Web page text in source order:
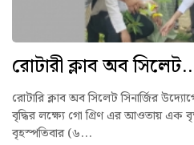
রোটারী ক্লাব অব
রোটারি ক্লাব অব সিলেট সিনার্জির
বৃদ্ধির লক্ষ্যে গো গ্রিণ এর আওতায় এক
বৃহস্পতিবার (৬...